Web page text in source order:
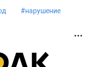
#нарушение